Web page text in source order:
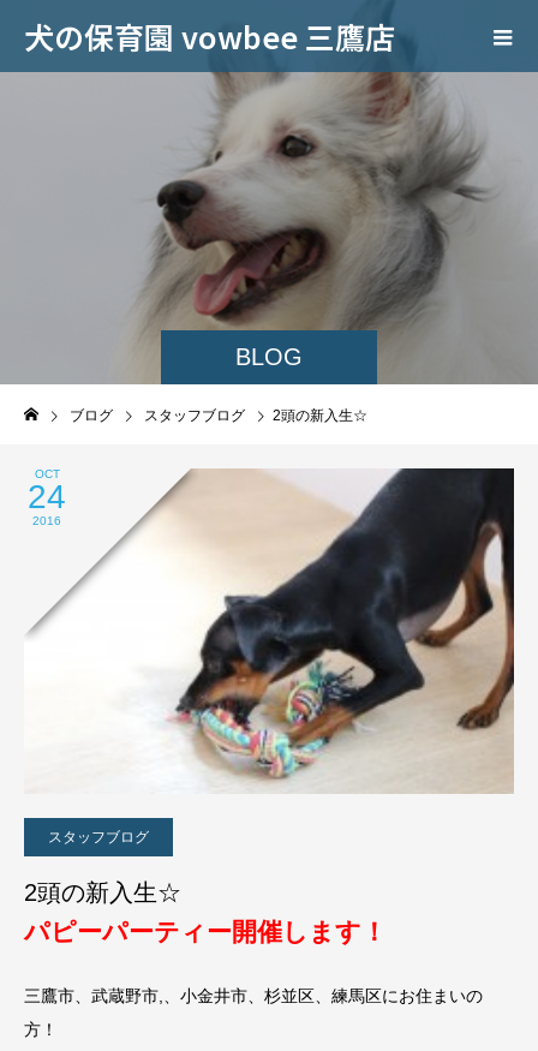
犬の保育園 vowbee 三鷹店
BLOG
ブログ スタッフブログ 2頭の新入生☆
OCT
24
2016
スタッフブログ
2頭の新入生☆
パピーパーティー開催します！
三鷹市、武蔵野市,、小金井市、杉並区、練馬区にお住まいの
方！